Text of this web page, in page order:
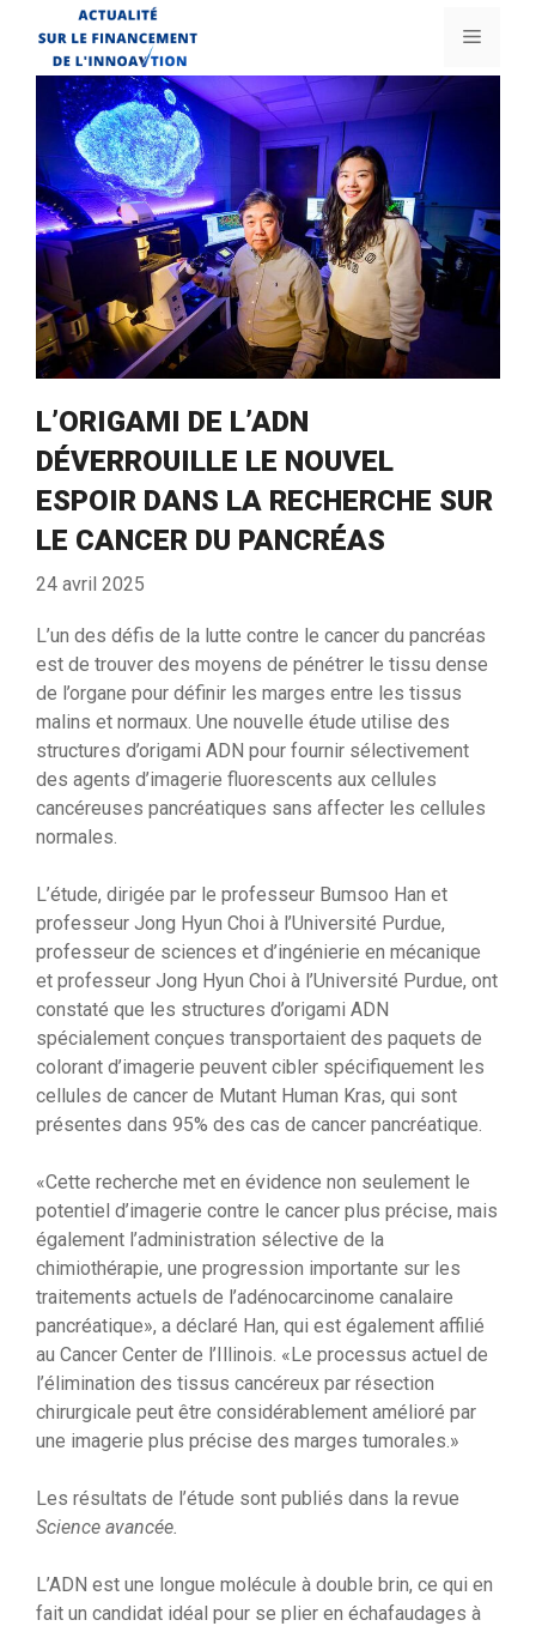
contenu
Menu
L’ORIGAMI DE L’ADN
DÉVERROUILLE LE NOUVEL
ESPOIR DANS LA RECHERCHE SUR
LE CANCER DU PANCRÉAS
24 avril 2025
L’un des défis de la lutte contre le cancer du pancréas
est de trouver des moyens de pénétrer le tissu dense
de l’organe pour définir les marges entre les tissus
malins et normaux. Une nouvelle étude utilise des
structures d’origami ADN pour fournir sélectivement
des agents d’imagerie fluorescents aux cellules
cancéreuses pancréatiques sans affecter les cellules
normales.
L’étude, dirigée par le professeur Bumsoo Han et
professeur Jong Hyun Choi à l’Université Purdue,
professeur de sciences et d’ingénierie en mécanique
et professeur Jong Hyun Choi à l’Université Purdue, ont
constaté que les structures d’origami ADN
spécialement conçues transportaient des paquets de
colorant d’imagerie peuvent cibler spécifiquement les
cellules de cancer de Mutant Human Kras, qui sont
présentes dans 95% des cas de cancer pancréatique.
«Cette recherche met en évidence non seulement le
potentiel d’imagerie contre le cancer plus précise, mais
également l’administration sélective de la
chimiothérapie, une progression importante sur les
traitements actuels de l’adénocarcinome canalaire
pancréatique», a déclaré Han, qui est également affilié
au Cancer Center de l’Illinois. «Le processus actuel de
l’élimination des tissus cancéreux par résection
chirurgicale peut être considérablement amélioré par
une imagerie plus précise des marges tumorales.»
Les résultats de l’étude sont publiés dans la revue
Science avancée.
L’ADN est une longue molécule à double brin, ce qui en
fait un candidat idéal pour se plier en échafaudages à